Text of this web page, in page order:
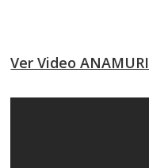
Ver Video ANAMURI